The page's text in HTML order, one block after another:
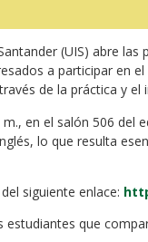
(UIS) abre
a participar en el
de la práctica y el
en el salón 506 del
lo que resulta
siguiente enlace:
que